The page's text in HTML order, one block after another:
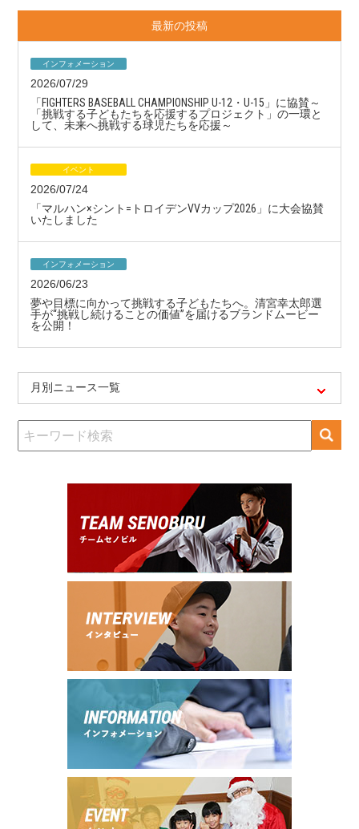
最新の投稿
インフォメーション
2026/07/29
「FIGHTERS BASEBALL CHAMPIONSHIP U-12・U-15」に協賛～
「挑戦する子どもたちを応援するプロジェクト」の一環と
して、未来へ挑戦する球児たちを応援～
イベント
2026/07/24
「マルハン×シント=トロイデンVVカップ2026」に大会協賛
いたしました
インフォメーション
2026/06/23
夢や目標に向かって挑戦する子どもたちへ。清宮幸太郎選
手が“挑戦し続けることの価値”を届けるブランドムービー
を公開！
月別ニュース一覧
索